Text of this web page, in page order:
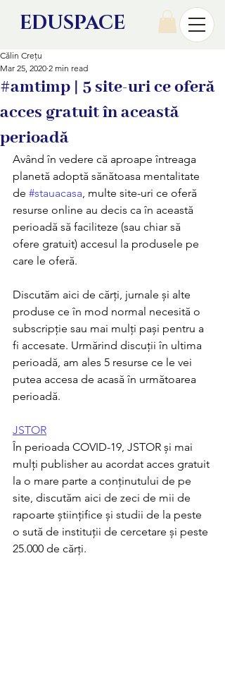
EDUSPACE
#amtimp | 5 site-uri ce oferă
acces gratuit în această
perioadă
Călin Crețu
Mar 25, 2020 2 min read
Având în vedere că aproape întreaga
planetă adoptă sănătoasa mentalitate
de #stauacasa, multe site-uri ce oferă
resurse online au decis ca în această
perioadă să faciliteze (sau chiar să
ofere gratuit) accesul la produsele pe
care le oferă.
Discutăm aici de cărți, jurnale și alte
produse ce în mod normal necesită o
subscripție sau mai mulți pași pentru a
fi accesate. Urmărind discuții în ultima
perioadă, am ales 5 resurse ce le vei
putea accesa de acasă în următoarea
perioadă.
JSTOR
În perioada COVID-19, JSTOR și mai
mulți publisher au acordat acces gratuit
la o mare parte a conținutului de pe
site, discutăm aici de zeci de mii de
rapoarte științifice și studii de la peste
o sută de instituții de cercetare și peste
25.000 de cărți.